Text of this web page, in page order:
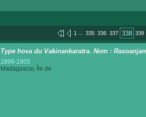
1 ... 335 336 337 338 339
Type hova du Vakinankaratra. Nom :
1896-1905
Madagascar, Île de